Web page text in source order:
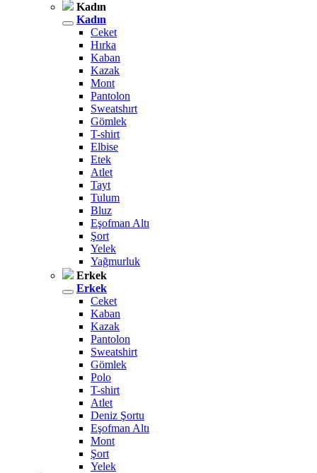
Kadın
Kadın
Ceket
Hırka
Kaban
Kazak
Mont
Pantolon
Sweatshırt
Gömlek
T-shirt
Elbise
Etek
Atlet
Tayt
Tulum
Bluz
Eşofman Altı
Şort
Yelek
Yağmurluk
Erkek
Erkek
Ceket
Kaban
Kazak
Pantolon
Sweatshirt
Gömlek
Polo
T-shirt
Atlet
Deniz Şortu
Eşofman Altı
Mont
Şort
Yelek